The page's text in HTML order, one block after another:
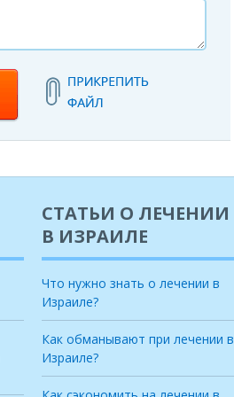
СТАТЬИ О ЛЕЧЕНИИ
В ИЗРАИЛЕ
Что нужно знать о лечении в
Израиле?
Как обманывают при лечении в
Израиле?